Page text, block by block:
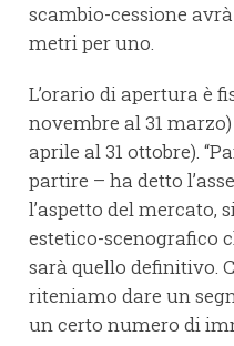
scambio-cessione
metri per uno.
L’orario di apertura è
novembre al 31 marzo)
aprile al 31 ottobre).
partire – ha detto
l’aspetto del mercato,
estetico-scenografico
sarà quello definitivo.
riteniamo dare un
un certo numero di